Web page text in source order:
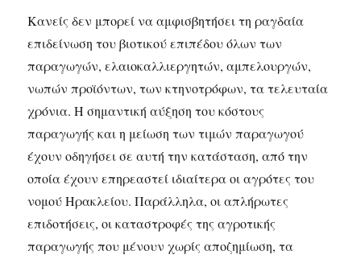
Κανείς δεν μπορεί να αμφισβητήσει τη ραγδαία
επιδείνωση του βιοτικού επιπέδου όλων των
παραγωγών, ελαιοκαλλιεργητών, αμπελουργών,
νωπών προϊόντων, των κτηνοτρόφων, τα τελευταία
χρόνια. Η σημαντική αύξηση του κόστους
παραγωγής και η μείωση των τιμών παραγωγού
έχουν οδηγήσει σε αυτή την κατάσταση, από την
οποία έχουν επηρεαστεί ιδιαίτερα οι αγρότες του
νομού Ηρακλείου. Παράλληλα, οι απλήρωτες
επιδοτήσεις, οι καταστροφές της αγροτικής
παραγωγής που μένουν χωρίς αποζημίωση, τα